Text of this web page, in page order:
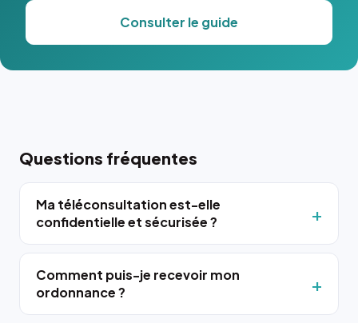
Consulter le guide
Questions fréquentes
Ma téléconsultation est-elle
confidentielle et sécurisée ?
Comment puis-je recevoir mon
ordonnance ?